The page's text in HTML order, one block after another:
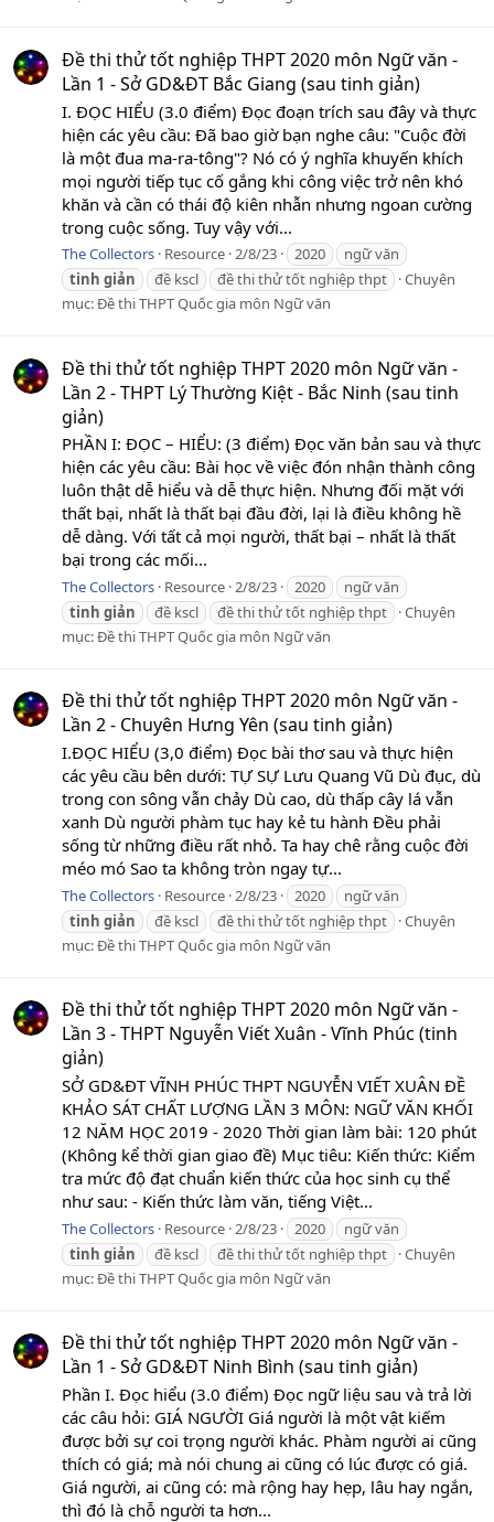
Đề thi thử tốt nghiệp THPT 2020 môn Ngữ văn -
Lần 1 - Sở GD&ĐT Bắc Giang (sau tinh giản)
I. ĐỌC HIỂU (3.0 điểm) Đọc đoạn trích sau đây và thực
hiện các yêu cầu: Đã bao giờ bạn nghe câu: "Cuộc đời
là một đua ma-ra-tông"? Nó có ý nghĩa khuyến khích
mọi người tiếp tục cố gắng khi công việc trở nên khó
khăn và cần có thái độ kiên nhẫn nhưng ngoan cường
trong cuộc sống. Tuy vậy với...
The Collectors Resource 2/8/23 2020
ngữ văn
tinh giản đề kscl đề thi thử tốt nghiệp thpt
Chuyên
mục:Đề thi THPT Quốc gia môn Ngữ văn
Đề thi thử tốt nghiệp THPT 2020 môn Ngữ văn -
Lần 2 - THPT Lý Thường Kiệt - Bắc Ninh (sau tinh
giản)
PHẦN I: ĐỌC – HIỂU: (3 điểm) Đọc văn bản sau và thực
hiện các yêu cầu: Bài học về việc đón nhận thành công
luôn thật dễ hiểu và dễ thực hiện. Nhưng đối mặt với
thất bại, nhất là thất bại đầu đời, lại là điều không hề
dễ dàng. Với tất cả mọi người, thất bại – nhất là thất
bại trong các mối...
The Collectors Resource 2/8/23 2020
ngữ văn
tinh giản đề kscl đề thi thử tốt nghiệp thpt
Chuyên
mục:Đề thi THPT Quốc gia môn Ngữ văn
Đề thi thử tốt nghiệp THPT 2020 môn Ngữ văn -
Lần 2 - Chuyên Hưng Yên (sau tinh giản)
I.ĐỌC HIỂU (3,0 điểm) Đọc bài thơ sau và thực hiện
các yêu cầu bên dưới: TỰ SỰ Lưu Quang Vũ Dù đục, dù
trong con sông vẫn chảy Dù cao, dù thấp cây lá vẫn
xanh Dù người phàm tục hay kẻ tu hành Đều phải
sống từ những điều rất nhỏ. Ta hay chê rằng cuộc đời
méo mó Sao ta không tròn ngay tự...
The Collectors Resource 2/8/23 2020
ngữ văn
tinh giản đề kscl đề thi thử tốt nghiệp thpt
Chuyên
mục:Đề thi THPT Quốc gia môn Ngữ văn
Đề thi thử tốt nghiệp THPT 2020 môn Ngữ văn -
Lần 3 - THPT Nguyễn Viết Xuân - Vĩnh Phúc (tinh
giản)
SỞ GD&ĐT VĨNH PHÚC THPT NGUYỄN VIẾT XUÂN ĐỀ
KHẢO SÁT CHẤT LƯỢNG LẦN 3 MÔN: NGỮ VĂN KHỐI
12 NĂM HỌC 2019 - 2020 Thời gian làm bài: 120 phút
(Không kể thời gian giao đề) Mục tiêu: Kiến thức: Kiểm
tra mức độ đạt chuẩn kiến thức của học sinh cụ thể
như sau: - Kiến thức làm văn, tiếng Việt...
The Collectors Resource 2/8/23 2020
ngữ văn
tinh giản đề kscl đề thi thử tốt nghiệp thpt
Chuyên
mục:Đề thi THPT Quốc gia môn Ngữ văn
Đề thi thử tốt nghiệp THPT 2020 môn Ngữ văn -
Lần 1 - Sở GD&ĐT Ninh Bình (sau tinh giản)
Phần I. Đọc hiểu (3.0 điểm) Đọc ngữ liệu sau và trả lời
các câu hỏi: GIÁ NGƯỜI Giá người là một vật kiếm
được bởi sự coi trọng người khác. Phàm người ai cũng
thích có giá; mà nói chung ai cũng có lúc được có giá.
Giá người, ai cũng có: mà rộng hay hẹp, lâu hay ngắn,
thì đó là chỗ người ta hơn...